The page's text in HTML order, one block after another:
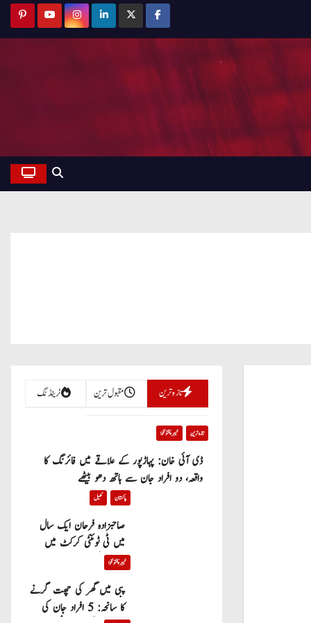
تازہ ترین مقبول ترین ٹرینڈنگ
تازہ ترین خیبر پختونخوا
ڈی آئی خان: پہاڑپور کے علاقے میں فائرنگ کا
واقعہ، دو افراد جان سے ہاتھ دھو بیٹھے
پاکستان کھیل
صاحبزادہ فرحان ایک سال
میں ٹی ٹوئنٹی کرکٹ میں
100 چھکے لگانے والے پہلے
پاکستانی بیٹر بن گئے
خیبر پختونخوا
پبی میں گھر کی چھت گرنے
کا سانحہ: 5 افراد جان کی